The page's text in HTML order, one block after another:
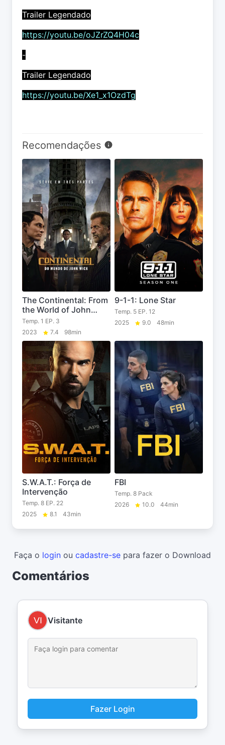
Trailer Legendado
https://youtu.be/oJZrZQ4H04c
-
Trailer Legendado
https://youtu.be/Xe1_x1OzdTg
Recomendações
The Continental: From
the World of John
Wick
Temp. 1 EP. 3
2023
7.4 98min
9-1-1: Lone Star
Temp. 5 EP. 12
2025
9.0 48min
S.W.A.T.: Força de
Intervenção
Temp. 8 EP. 22
2025
8.1 43min
FBI
Temp. 8 Pack
2026
10.0 44min
Faça o login ou cadastre-se para fazer o Download
Comentários
Visitante
Fazer Login